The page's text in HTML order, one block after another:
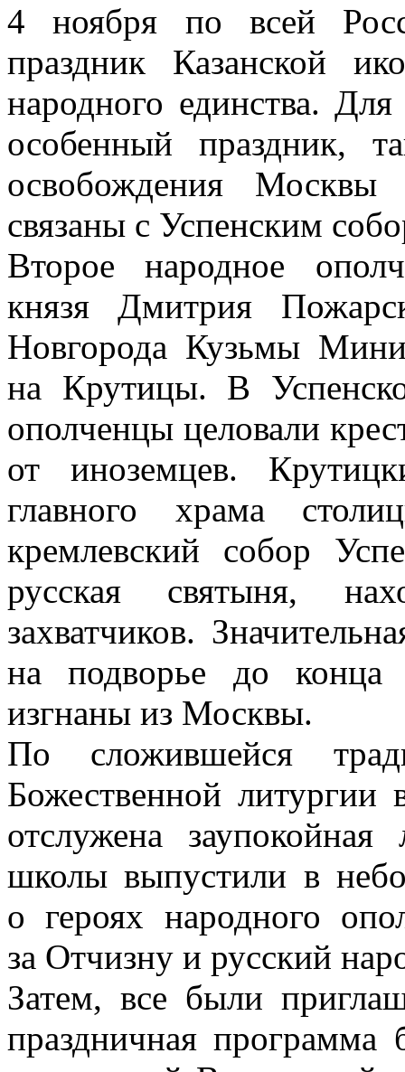
4 ноября по всей
праздник Казанской
народного единства.
особенный праздник,
освобождения Москвы
связаны с Успенским
Второе народное
князя Дмитрия
Новгорода Кузьмы
на Крутицы. В
ополченцы целовали
от иноземцев.
главного храма
кремлевский собор
русская святыня,
захватчиков.
на подворье до конца
изгнаны из Москвы.
По сложившейся
Божественной литургии
отслужена
школы выпустили в
о героях народного
за Отчизну и русский
Затем, все были
праздничная программа